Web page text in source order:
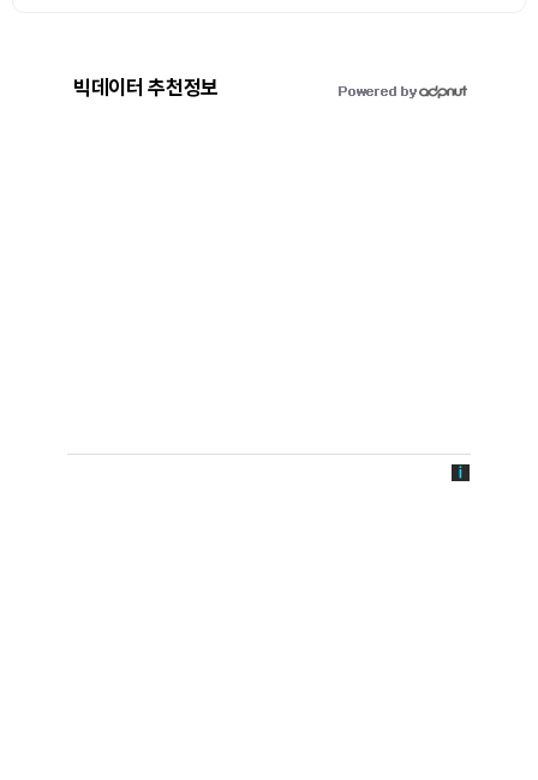
빅데이터 추천정보